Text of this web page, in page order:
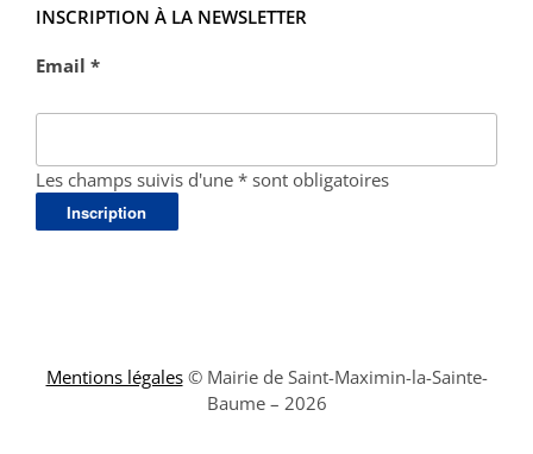
INSCRIPTION À LA NEWSLETTER
Email *
Les champs suivis d'une * sont obligatoires
Mentions légales© Mairie de Saint-Maximin-la-Sainte-
Baume – 2026